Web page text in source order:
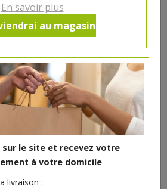
En savoir plus
au magasin
sur le site et recevez votre
à votre domicile
livraison :
bio 30g
1 pc +
5.49€
CATÉGORIE ...